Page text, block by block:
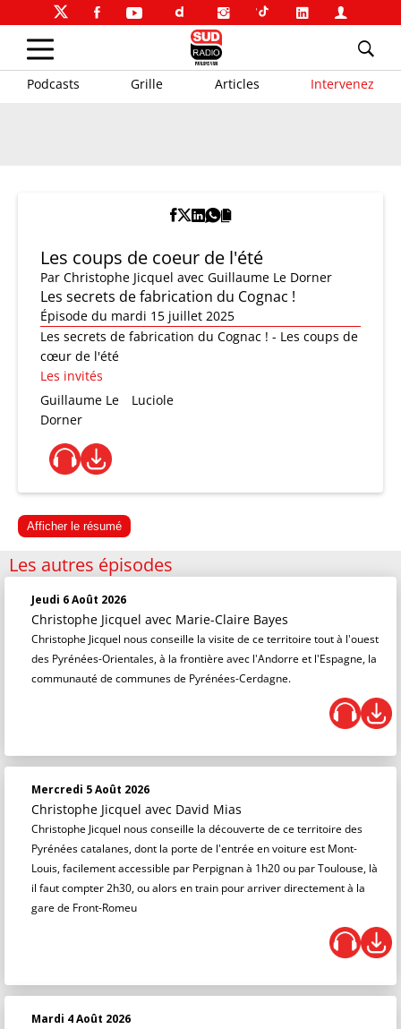
Podcasts Grille Articles Intervenez
Les coups de coeur de l'été
Par Christophe Jicquel avec Guillaume Le Dorner
Les secrets de fabrication du Cognac !
Épisode du mardi 15 juillet 2025
Les secrets de fabrication du Cognac ! - Les coups de
cœur de l'été
Les invités
Guillaume Le
Dorner
Luciole
Afficher le résumé
Les autres épisodes
Jeudi 6 Août 2026
Christophe Jicquel avec Marie-Claire Bayes
Christophe Jicquel nous conseille la visite de ce territoire tout à l'ouest
des Pyrénées-Orientales, à la frontière avec l'Andorre et l'Espagne, la
communauté de communes de Pyrénées-Cerdagne.
Mercredi 5 Août 2026
Christophe Jicquel avec David Mias
Christophe Jicquel nous conseille la découverte de ce territoire des
Pyrénées catalanes, dont la porte de l'entrée en voiture est Mont-
Louis, facilement accessible par Perpignan à 1h20 ou par Toulouse, là
il faut compter 2h30, ou alors en train pour arriver directement à la
gare de Front-Romeu
Mardi 4 Août 2026